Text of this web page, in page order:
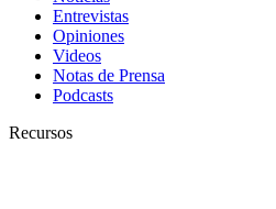
Entrevistas
Opiniones
Videos
Notas de Prensa
Podcasts
Recursos